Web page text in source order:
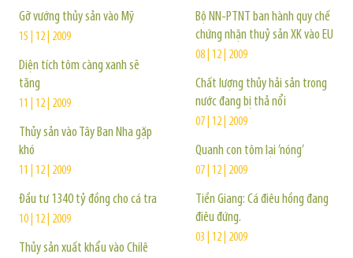
Gỡ vướng thủy sản vào Mỹ
15 | 12 | 2009
Diện tích tôm càng xanh sẽ
tăng
11 | 12 | 2009
Thủy sản vào Tây Ban Nha gặp
khó
11 | 12 | 2009
Đầu tư 1340 tỷ đồng cho cá tra
10 | 12 | 2009
Thủy sản xuất khẩu vào Chilê
Bộ NN-PTNT ban hành quy chế
chứng nhận thuỷ sản XK vào EU
08 | 12 | 2009
Chất lượng thủy hải sản trong
nước đang bị thả nổi
07 | 12 | 2009
Quanh con tôm lại ’nóng’
07 | 12 | 2009
Tiền Giang: Cá điêu hồng đang
điêu đứng.
03 | 12 | 2009